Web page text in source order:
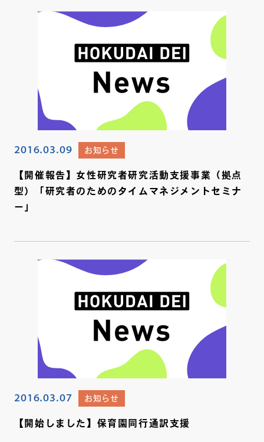
2016.03.09 お知らせ
【開催報告】女性研究者研究活動支援事業（拠点
型）「研究者のためのタイムマネジメントセミナ
ー」
2016.03.07 お知らせ
【開始しました】保育園同行通訳支援